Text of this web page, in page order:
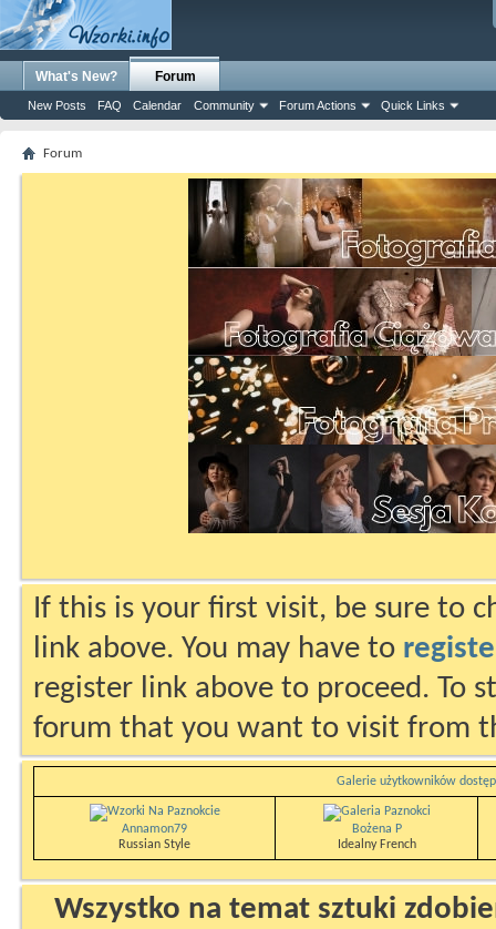
What's New? Forum
New Posts FAQ Calendar Community Forum Actions Quick Links
Forum
If this is your first visit, be sure to
link above. You may have to
register link above to proceed. To
forum that you want to visit from
Galerie użytkowników
Annamon79
Russian Style
Bożena P
Idealny French
Wszystko na temat sztuki